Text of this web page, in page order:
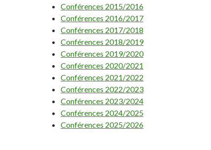
Conférences 2015/2016
Conférences 2016/2017
Conférences 2017/2018
Conférences 2018/2019
Conférences 2019/2020
Conférences 2020/2021
Conférences 2021/2022
Conférences 2022/2023
Conférences 2023/2024
Conférences 2024/2025
Conférences 2025/2026